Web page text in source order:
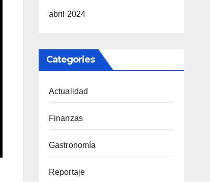
abril 2024
Categories
Actualidad
Finanzas
Gastronomía
Reportaje